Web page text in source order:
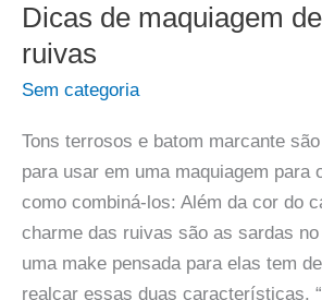
Dicas de maquiagem
ruivas
Sem categoria
Tons terrosos e batom marcante
para usar em uma maquiagem para
como combiná-los: Além da cor do
charme das ruivas são as sardas
uma make pensada para elas tem
realçar essas duas características.